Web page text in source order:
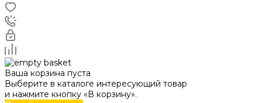
Ваша корзина пуста
Выберите в каталоге интересующий товар
и нажмите кнопку «В корзину».